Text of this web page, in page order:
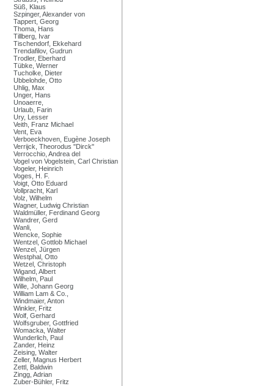
Süß, Klaus
Szpinger, Alexander von
Tappert, Georg
Thoma, Hans
Tillberg, Ivar
Tischendorf, Ekkehard
Trendafilov, Gudrun
Trodler, Eberhard
Tübke, Werner
Tucholke, Dieter
Ubbelohde, Otto
Uhlig, Max
Unger, Hans
Unoaerre,
Urlaub, Farin
Ury, Lesser
Veith, Franz Michael
Vent, Eva
Verboeckhoven, Eugène Joseph
Verrijck, Theorodus "Dirck"
Verrocchio, Andrea del
Vogel von Vogelstein, Carl Christian
Vogeler, Heinrich
Voges, H. F.
Voigt, Otto Eduard
Vollpracht, Karl
Volz, Wilhelm
Wagner, Ludwig Christian
Waldmüller, Ferdinand Georg
Wandrer, Gerd
Wanli,
Wencke, Sophie
Wentzel, Gottlob Michael
Wenzel, Jürgen
Westphal, Otto
Wetzel, Christoph
Wigand, Albert
Wilhelm, Paul
Wille, Johann Georg
William Lam & Co.,
Windmaier, Anton
Winkler, Fritz
Wolf, Gerhard
Wolfsgruber, Gottfried
Womacka, Walter
Wunderlich, Paul
Zander, Heinz
Zeising, Walter
Zeller, Magnus Herbert
Zettl, Baldwin
Zingg, Adrian
Zuber-Bühler, Fritz